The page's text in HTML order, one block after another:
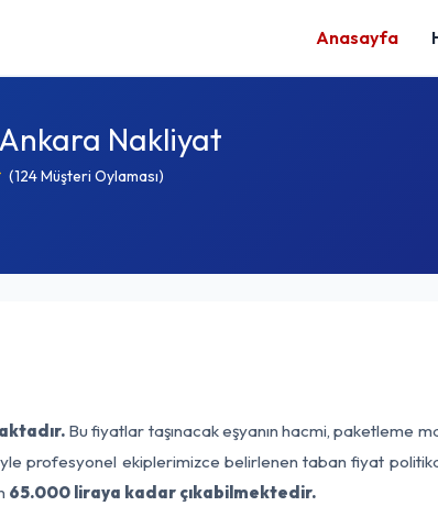
Anasayfa
Nakliyat
(124 Müşteri Oylaması)
Bu fiyatlar taşınacak eşyanın hacmi, paketleme
profesyonel ekiplerimizce belirlenen taban fiyat
65.000 liraya kadar çıkabilmektedir.